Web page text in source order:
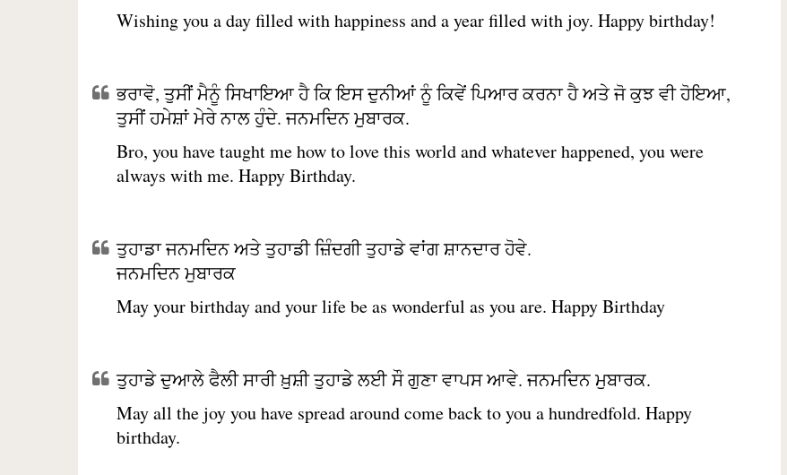
Wishing you a day filled with happiness and a year filled with joy. Happy birthday!
ਭਰਾਵੋ, ਤੁਸੀਂ ਮੈਨੂੰ ਸਿਖਾਇਆ ਹੈ ਕਿ ਇਸ ਦੁਨੀਆਂ ਨੂੰ ਕਿਵੇਂ ਪਿਆਰ ਕਰਨਾ ਹੈ ਅਤੇ ਜੋ ਕੁਝ ਵੀ ਹੋਇਆ,
ਤੁਸੀਂ ਹਮੇਸ਼ਾਂ ਮੇਰੇ ਨਾਲ ਹੁੰਦੇ. ਜਨਮਦਿਨ ਮੁਬਾਰਕ.
Bro, you have taught me how to love this world and whatever happened, you were
always with me. Happy Birthday.
ਤੁਹਾਡਾ ਜਨਮਦਿਨ ਅਤੇ ਤੁਹਾਡੀ ਜ਼ਿੰਦਗੀ ਤੁਹਾਡੇ ਵਾਂਗ ਸ਼ਾਨਦਾਰ ਹੋਵੇ.
ਜਨਮਦਿਨ ਮੁਬਾਰਕ
May your birthday and your life be as wonderful as you are. Happy Birthday
ਤੁਹਾਡੇ ਦੁਆਲੇ ਫੈਲੀ ਸਾਰੀ ਖ਼ੁਸ਼ੀ ਤੁਹਾਡੇ ਲਈ ਸੌ ਗੁਣਾ ਵਾਪਸ ਆਵੇ. ਜਨਮਦਿਨ ਮੁਬਾਰਕ.
May all the joy you have spread around come back to you a hundredfold. Happy
birthday.